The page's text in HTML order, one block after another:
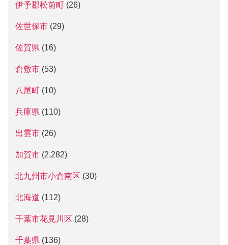
伊予郡松前町 (26)
佐世保市 (29)
佐賀県 (16)
倉敷市 (53)
八尾町 (10)
兵庫県 (110)
出雲市 (26)
加賀市 (2,282)
北九州市小倉南区 (30)
北海道 (112)
千葉市花見川区 (28)
千葉県 (136)